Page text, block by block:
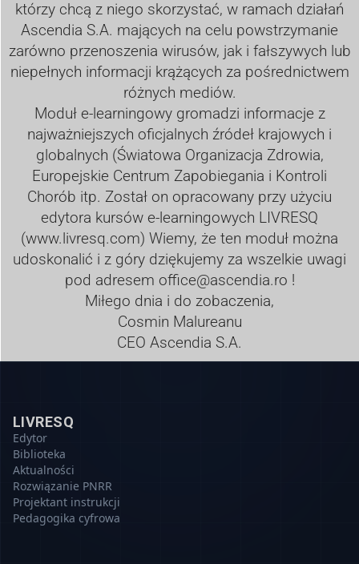
którzy chcą z niego skorzystać, w ramach działań
Ascendia S.A. mających na celu powstrzymanie
zarówno przenoszenia wirusów, jak i fałszywych lub
niepełnych informacji krążących za pośrednictwem
różnych mediów.
Moduł e-learningowy gromadzi informacje z
najważniejszych oficjalnych źródeł krajowych i
globalnych (Światowa Organizacja Zdrowia,
Europejskie Centrum Zapobiegania i Kontroli
Chorób itp. Został on opracowany przy użyciu
edytora kursów e-learningowych LIVRESQ
(www.livresq.com) Wiemy, że ten moduł można
udoskonalić i z góry dziękujemy za wszelkie uwagi
pod adresem office@ascendia.ro !
Miłego dnia i do zobaczenia,
Cosmin Malureanu
CEO Ascendia S.A.
LIVRESQ
Edytor
Biblioteka
Aktualności
Rozwiązanie PNRR
Projektant instrukcji
Pedagogika cyfrowa